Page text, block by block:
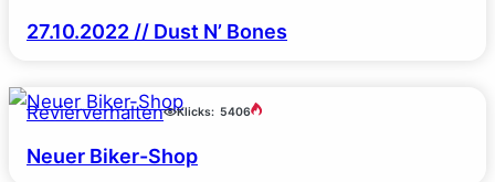
27.10.2022 // Dust N’ Bones
Revierverhalten Klicks: 5406
Neuer Biker-Shop